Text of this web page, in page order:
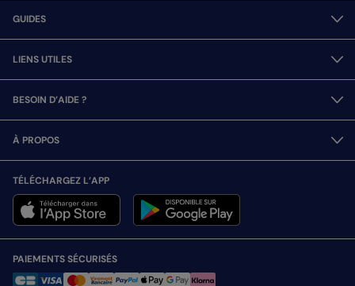
GUIDES
LIENS UTILES
BESOIN D’AIDE ?
À PROPOS
TÉLÉCHARGEZ L’APP
PAIEMENTS SÉCURISÉS